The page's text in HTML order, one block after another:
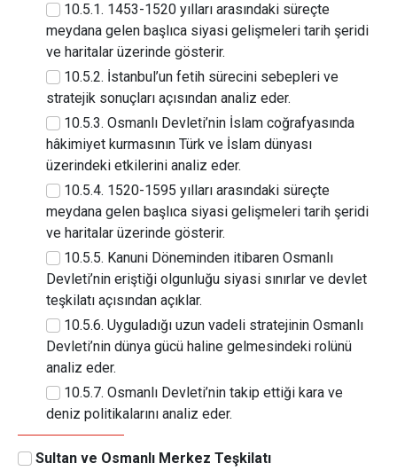
10.5.1. 1453-1520 yılları arasındaki süreçte
meydana gelen başlıca siyasi gelişmeleri tarih şeridi
ve haritalar üzerinde gösterir.
10.5.2. İstanbul’un fetih sürecini sebepleri ve
stratejik sonuçları açısından analiz eder.
10.5.3. Osmanlı Devleti’nin İslam coğrafyasında
hâkimiyet kurmasının Türk ve İslam dünyası
üzerindeki etkilerini analiz eder.
10.5.4. 1520-1595 yılları arasındaki süreçte
meydana gelen başlıca siyasi gelişmeleri tarih şeridi
ve haritalar üzerinde gösterir.
10.5.5. Kanuni Döneminden itibaren Osmanlı
Devleti’nin eriştiği olgunluğu siyasi sınırlar ve devlet
teşkilatı açısından açıklar.
10.5.6. Uyguladığı uzun vadeli stratejinin Osmanlı
Devleti’nin dünya gücü haline gelmesindeki rolünü
analiz eder.
10.5.7. Osmanlı Devleti’nin takip ettiği kara ve
deniz politikalarını analiz eder.
Sultan ve Osmanlı Merkez Teşkilatı